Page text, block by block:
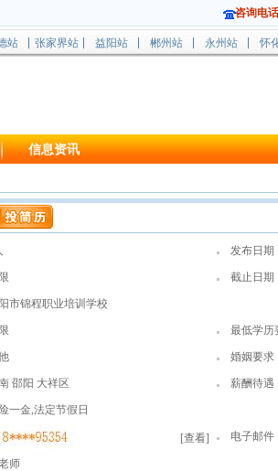
咨询电
站 张家界站 益阳站 郴州站 永州站 怀
信息资讯
发布日期
截止日期
市锦程职业培训学校
最低学历
婚姻要求
邵阳 大祥区 薪酬待遇
一金,法定节假日
[查看] 电子邮件
师